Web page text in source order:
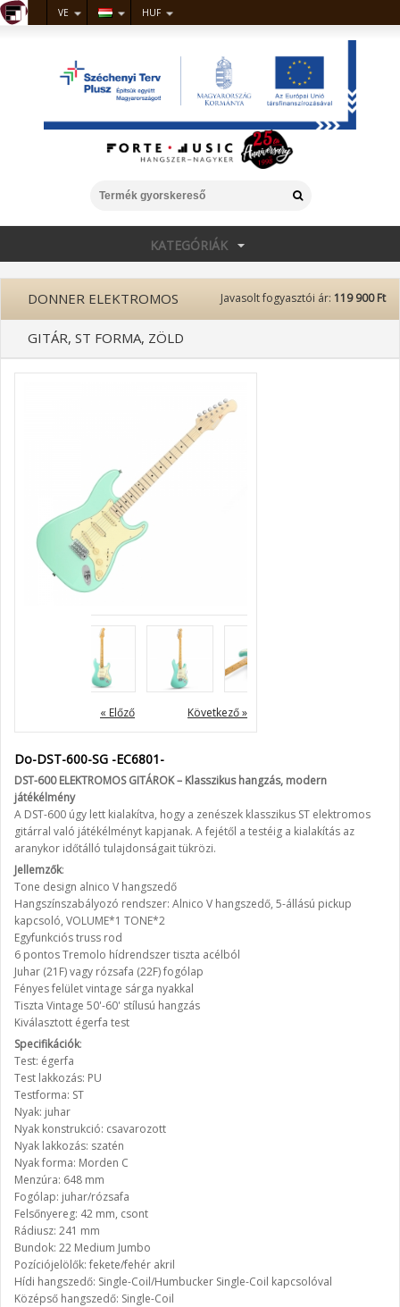
VE HUF
KATEGÓRIÁK
Javasolt fogyasztói ár: 119 900 Ft
DONNER ELEKTROMOS
GITÁR, ST FORMA, ZÖLD
« Előző Következő »
Do-DST-600-SG -EC6801-
DST-600 ELEKTROMOS GITÁROK – Klasszikus hangzás, modern
játékélmény
A DST-600 úgy lett kialakítva, hogy a zenészek klasszikus ST elektromos
gitárral való játékélményt kapjanak. A fejétől a testéig a kialakítás az
aranykor időtálló tulajdonságait tükrözi.
Jellemzők:
Tone design alnico V hangszedő
Hangszínszabályozó rendszer: Alnico V hangszedő, 5-állású pickup
kapcsoló, VOLUME*1 TONE*2
Egyfunkciós truss rod
6 pontos Tremolo hídrendszer tiszta acélból
Juhar (21F) vagy rózsafa (22F) fogólap
Fényes felület vintage sárga nyakkal
Tiszta Vintage 50'-60' stílusú hangzás
Kiválasztott égerfa test
Specifikációk:
Test: égerfa
Test lakkozás: PU
Testforma: ST
Nyak: juhar
Nyak konstrukció: csavarozott
Nyak lakkozás: szatén
Nyak forma: Morden C
Menzúra: 648 mm
Fogólap: juhar/rózsafa
Felsőnyereg: 42 mm, csont
Rádiusz: 241 mm
Bundok: 22 Medium Jumbo
Pozíciójelölők: fekete/fehér akril
Hídi hangszedő: Single-Coil/Humbucker Single-Coil kapcsolóval
Középső hangszedő: Single-Coil